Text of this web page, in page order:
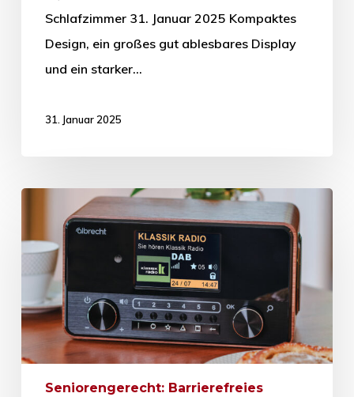
Schlafzimmer 31. Januar 2025 Kompaktes
Design, ein großes gut ablesbares Display
und ein starker…
31. Januar 2025
Seniorengerecht: Barrierefreies